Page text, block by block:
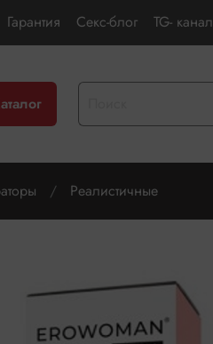
Гарантия Секс-блог TG- канал
Реалистичные